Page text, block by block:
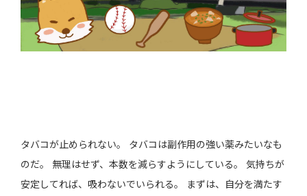
タバコが止められない。 タバコは副作用の強い薬みたいなも
のだ。 無理はせず、本数を減らすようにしている。 気持ちが
安定してれば、吸わないでいられる。 まずは、自分を満たす